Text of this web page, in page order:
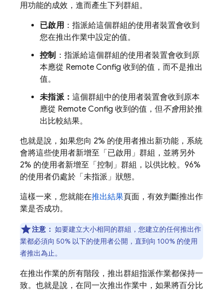
用功能的成效，進而產生下列群組。
已啟用 ：指派給這個群組的使用者裝置會收到
您在推出作業中設定的值。
控制 ：指派給這個群組的使用者裝置會收到原
本應從 Remote Config 收到的值，而不是推出
值。
未指派： 這個群組中的使用者裝置會收到原本
應從 Remote Config 收到的值，但不會用於推
出比較結果。
也就是說，如果您向 2% 的使用者推出新功能，系統
會將這些使用者新增至「已啟用」群組，並將另外
2% 的使用者新增至「控制」群組，以供比較。96%
的使用者仍處於「未指派」狀態。
這樣一來，您就能在推出結果頁面，有效判斷推出作
業是否成功。
注意： 如要建立大小相同的群組，您建立的任何推出作
業都必須向 50% 以下的使用者公開，直到向 100% 的使用
者推出為止。
在推出作業的所有階段，推出群組指派作業都保持一
致。也就是說，在同一次推出作業中，如果將百分比